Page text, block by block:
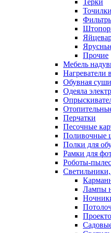
Терки
Прочие
Мебель
Нагреватели
Обувная
Одеяла
Перчатки
Песочные
Поливочные
Полки для
Рамки для
Роботы-
Лампы